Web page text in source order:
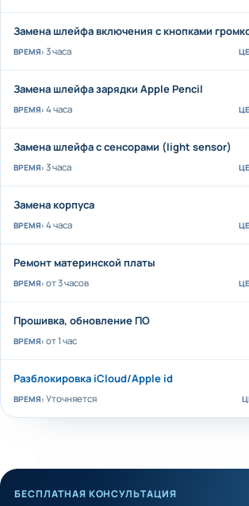
Замена шлейфа включения с кнопками
3 часа
Замена шлейфа зарядки Apple Pencil
4 часа
Замена шлейфа с сенсорами (light sensor)
3 часа
Замена корпуса
4 часа
Ремонт материнской платы
от 3 часов
Прошивка, обновление ПО
от 1 час
Разблокировка iCloud/Apple id
Уточняется
БЕСПЛАТНАЯ КОНСУЛЬТАЦИЯ